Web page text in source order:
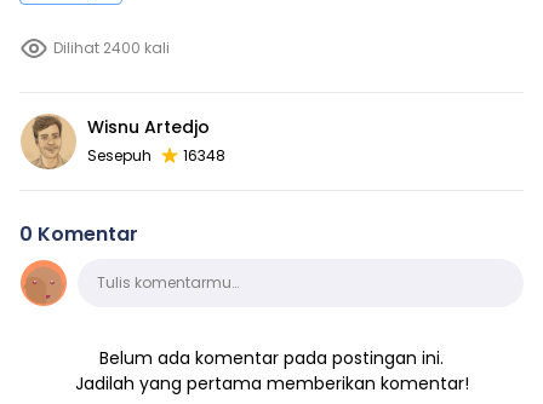
Dilihat 2400 kali
Wisnu Artedjo
Sesepuh 16348
0 Komentar
KomentarTulis komentarmu…
Belum ada komentar pada postingan ini.
Jadilah yang pertama memberikan komentar!